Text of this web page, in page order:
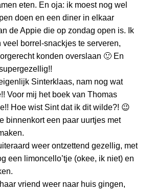
eten. En oja: ik moest nog wel
doen en een diner in elkaar
de Appie die op zondag open is. Ik
veel borrel-snackjes te serveren,
konden overslaan 🙂 En
Sinterklaas, nam nog wat
Voor mij het boek van Thomas
Hoe wist Sint dat ik dit wilde?! 😉
binnenkort een paar uurtjes met
weer ontzettend gezellig, met
een limoncello’tje (okee, ik niet) en
vriend weer naar huis gingen,